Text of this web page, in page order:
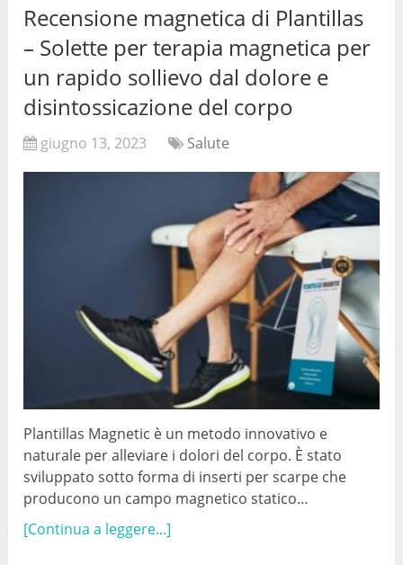
Recensione magnetica di Plantillas
– Solette per terapia magnetica per
un rapido sollievo dal dolore e
disintossicazione del corpo
giugno 13, 2023 Salute
Plantillas Magnetic è un metodo innovativo e
naturale per alleviare i dolori del corpo. È stato
sviluppato sotto forma di inserti per scarpe che
producono un campo magnetico statico…
[Continua a leggere...]